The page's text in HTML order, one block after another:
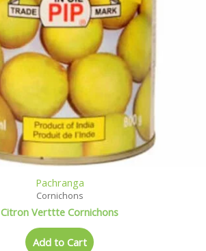
Pachranga
Cornichons
Citron Verttte Cornichons
Add to Cart